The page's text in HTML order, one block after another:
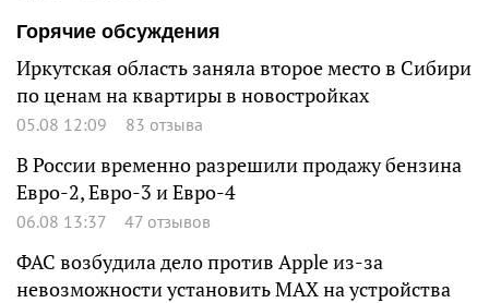
Горячие обсуждения
Иркутская область заняла второе место в Сибири
по ценам на квартиры в новостройках
05.08 12:09 83 отзыва
В России временно разрешили продажу бензина
Евро-2, Евро-3 и Евро-4
06.08 13:37 47 отзывов
ФАС возбудила дело против Apple из-за
невозможности установить MAX на устройства